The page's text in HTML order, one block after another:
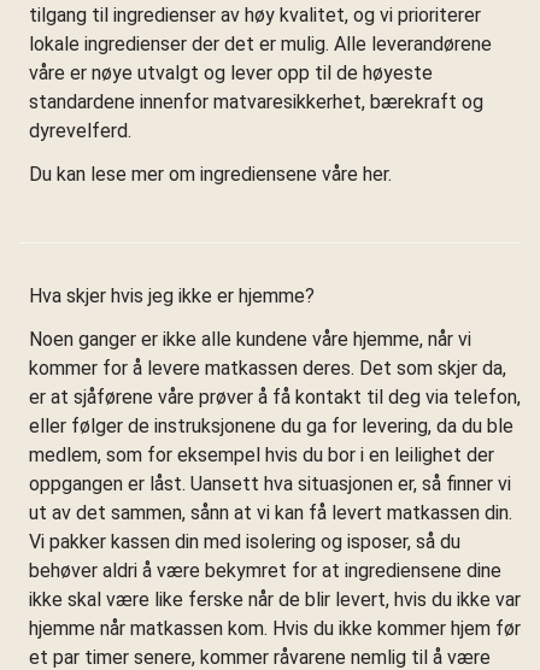
tilgang til ingredienser av høy kvalitet, og vi prioriterer
lokale ingredienser der det er mulig. Alle leverandørene
våre er nøye utvalgt og lever opp til de høyeste
standardene innenfor matvaresikkerhet, bærekraft og
dyrevelferd.
Du kan lese mer om ingrediensene våre her.
Hva skjer hvis jeg ikke er hjemme?
Noen ganger er ikke alle kundene våre hjemme, når vi
kommer for å levere matkassen deres. Det som skjer da,
er at sjåførene våre prøver å få kontakt til deg via telefon,
eller følger de instruksjonene du ga for levering, da du ble
medlem, som for eksempel hvis du bor i en leilighet der
oppgangen er låst. Uansett hva situasjonen er, så finner vi
ut av det sammen, sånn at vi kan få levert matkassen din.
Vi pakker kassen din med isolering og isposer, så du
behøver aldri å være bekymret for at ingrediensene dine
ikke skal være like ferske når de blir levert, hvis du ikke var
hjemme når matkassen kom. Hvis du ikke kommer hjem før
et par timer senere, kommer råvarene nemlig til å være